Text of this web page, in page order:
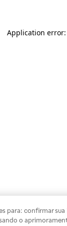
Application
para: confirmar
o